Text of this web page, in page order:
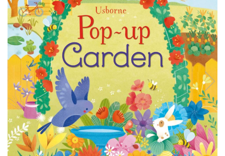
Biblia pentru copii
Carti cu magneti
Carti fold-out
Carti slot-together
Dictionare
Enciclopedii
Ghid ingrijire animale
Programare
Cuvinte incrucisate
Retete de prajituri (baking books)
Istorie
Mijloace de transport
Numere, litere, forme, culori
Pasari
Paște
Poppy si Sam
Printese, zane si papusi
Religios
Scoala